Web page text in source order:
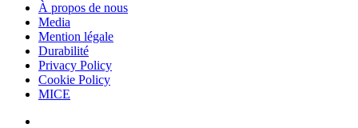
À propos de nous
Media
Mention légale
Durabilité
Privacy Policy
Cookie Policy
MICE